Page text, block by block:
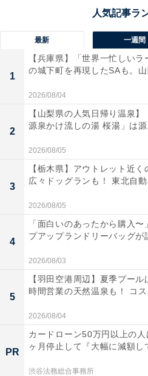
最新 一週間
1
【兵庫県】「世界一忙しい
の城下町を再現したSAも。山
2026/08/04
2
【山梨県の人気日帰り温泉
源泉かけ流しの湯 桜湯」は源
2026/08/05
3
【栃木県】アウトレット近
広々ドッグランも！ 東北自動
2026/08/05
4
「面白いのあったから購入
プアップランドリーバッグが
2026/08/03
5
【羽田空港周辺】夏季プー
時間営業の天然温泉も！ コス
2026/08/04
PR
カードローン50万円以上の
ヶ月停止して『大幅に減額し
渋谷法務総合事務所